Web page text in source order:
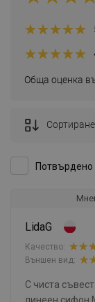
Обща оценка
Потвърдено
LidaG
Качество:
Външен вид:
С чиста